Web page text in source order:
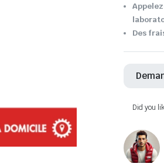
Des
Did you